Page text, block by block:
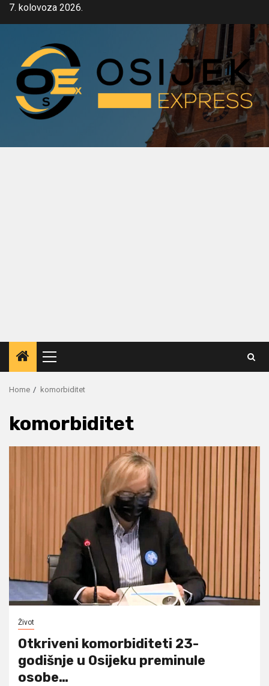
Skip7. kolovoza 2026.
Primary
Menu
Home komorbiditet
komorbiditet
Život
Otkriveni komorbiditeti 23-
godišnje u Osijeku preminule
osobe…